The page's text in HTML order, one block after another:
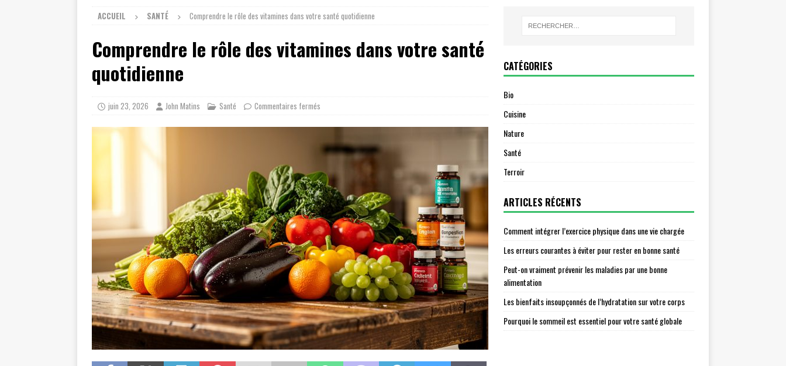
ACCUEIL SANTÉ Comprendre le rôle des vitamines dans votre santé quotidienne
Comprendre le rôle des vitamines dans votre santé
quotidienne
juin 23, 2026 John Matins Santé Commentaires fermés
CATÉGORIES
Bio
Cuisine
Nature
Santé
Terroir
ARTICLES RÉCENTS
Comment intégrer l’exercice physique dans une vie chargée
Les erreurs courantes à éviter pour rester en bonne santé
Peut-on vraiment prévenir les maladies par une bonne
alimentation
Les bienfaits insoupçonnés de l’hydratation sur votre corps
Pourquoi le sommeil est essentiel pour votre santé globale